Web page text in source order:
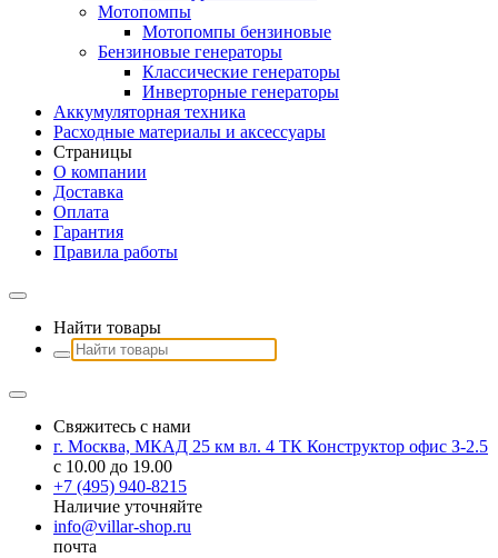
Мотопомпы
Мотопомпы бензиновые
Бензиновые генераторы
Классические генераторы
Инверторные генераторы
Аккумуляторная техника
Расходные материалы и аксессуары
Страницы
О компании
Доставка
Оплата
Гарантия
Правила работы
Найти товары
Свяжитесь с нами
г. Москва, МКАД 25 км вл. 4 ТК Конструктор офис З-2.5
с 10.00 до 19.00
+7 (495) 940-8215
Наличие уточняйте
info@villar-shop.ru
почта